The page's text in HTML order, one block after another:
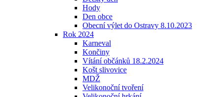
Hody
Den obce
Obecní výlet do Ostravy 8.10.2023
Rok 2024
Karneval
Končiny
Vítání občánků 18.2.2024
Košt slivovice
MDŽ
Velikonoční tvoření